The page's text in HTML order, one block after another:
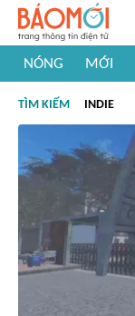
NÓNG MỚI
#Khám phá thế giới
TÌM KIẾM INDIE